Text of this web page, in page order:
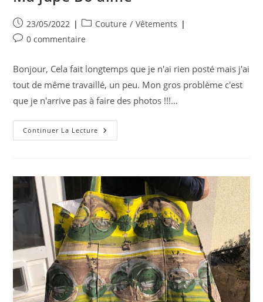
Publication
publiée :
23/05/2022
Post
category:
Couture / Vêtements
Commentaires
la
publication :
0 commentaire
Bonjour, Cela fait longtemps que je n'ai rien posté mais j'ai
tout de même travaillé, un peu. Mon gros problème c'est
que je n'arrive pas à faire des photos !!!…
Continuer La Lecture Ma
Jupe